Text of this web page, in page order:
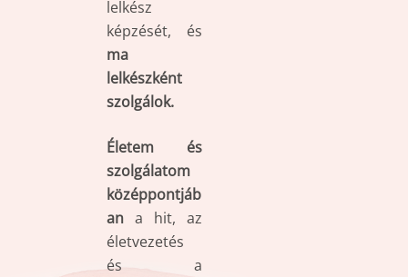
lelkész
képzését, és
ma
lelkészként
szolgálok.
Életem és
szolgálatom
középpontjáb
an a hit, az
életvezetés
és a